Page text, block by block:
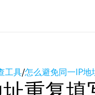
工具/怎么避免同一IP地